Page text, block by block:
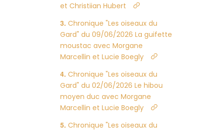
et Christiian Hubert
Chronique "Les oiseaux du
Gard" du 09/06/2026 La guifette
moustac avec Morgane
Marcellin et Lucie Boegly
Chronique "Les oiseaux du
Gard" du 02/06/2026 Le hibou
moyen duc avec Morgane
Marcellin et Lucie Boegly
Chronique "Les oiseaux du